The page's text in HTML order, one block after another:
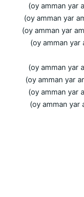
(oy amman yar
(oy amman yar
(oy amman yar
(oy amman yar
(oy amman yar
(oy amman yar
(oy amman yar
(oy amman yar